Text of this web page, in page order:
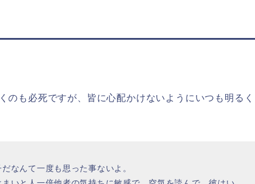
のも必死ですが、皆に心配かけないようにいつも明るく
なんて一度も思った事ないよ。